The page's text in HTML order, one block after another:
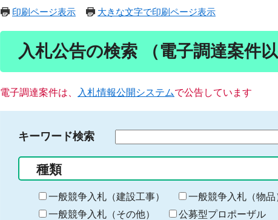
印刷ページ表示 大きな文字で印刷ページ表示
入札公告の検索 （電子調達案件以
電子調達案件は、 入札情報公開システムで公告しています
キーワード検索
る
キ
ー
種類
一般競争入札（建設工事） 一般競争入札（物品
一般競争入札（その他）
公募型プロポーザル